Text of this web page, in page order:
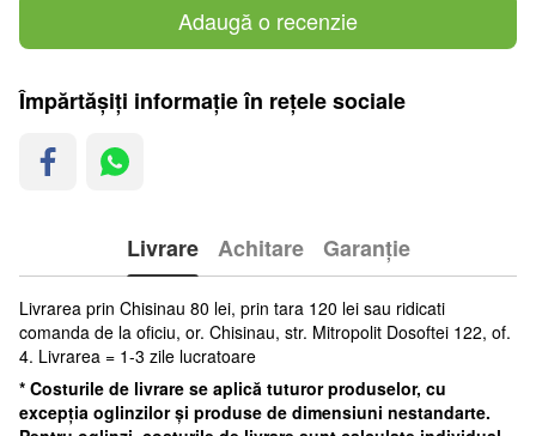
Adaugă o recenzie
Împărtășiți informație în rețele sociale
Livrare Achitare Garanție
Livrarea prin Chisinau 80 lei, prin tara 120 lei sau ridicati
comanda de la oficiu, or. Chisinau, str. Mitropolit Dosoftei 122, of.
4. Livrarea = 1-3 zile lucratoare
* Costurile de livrare se aplică tuturor produselor, cu
excepția oglinzilor și produse de dimensiuni nestandarte.